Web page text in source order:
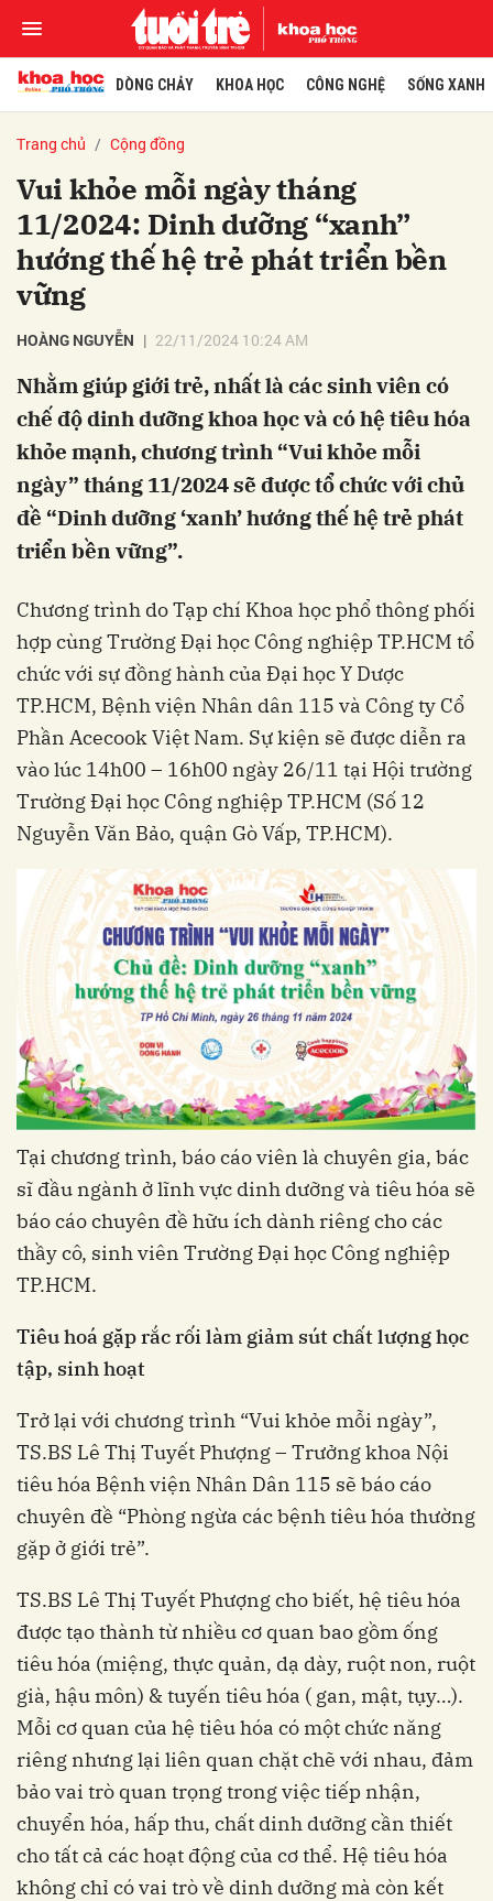
DÒNG CHẢY KHOA HỌC CÔNG NGHỆ SỐNG XANH
Trang chủ Cộng đồng
Vui khỏe mỗi ngày tháng
11/2024: Dinh dưỡng “xanh”
hướng thế hệ trẻ phát triển bền
vững
HOÀNG NGUYỄN 22/11/2024 10:24 AM
Nhằm giúp giới trẻ, nhất là các sinh viên có
chế độ dinh dưỡng khoa học và có hệ tiêu hóa
khỏe mạnh, chương trình “Vui khỏe mỗi
ngày” tháng 11/2024 sẽ được tổ chức với chủ
đề “Dinh dưỡng ‘xanh’ hướng thế hệ trẻ phát
triển bền vững”.
Chương trình do Tạp chí Khoa học phổ thông phối
hợp cùng Trường Đại học Công nghiệp TP.HCM tổ
chức với sự đồng hành của Đại học Y Dược
TP.HCM, Bệnh viện Nhân dân 115 và Công ty Cổ
Phần Acecook Việt Nam. Sự kiện sẽ được diễn ra
vào lúc 14h00 – 16h00 ngày 26/11 tại Hội trường
Trường Đại học Công nghiệp TP.HCM (Số 12
Nguyễn Văn Bảo, quận Gò Vấp, TP.HCM).
Tại chương trình, báo cáo viên là chuyên gia, bác
sĩ đầu ngành ở lĩnh vực dinh dưỡng và tiêu hóa sẽ
báo cáo chuyên đề hữu ích dành riêng cho các
thầy cô, sinh viên Trường Đại học Công nghiệp
TP.HCM.
Tiêu hoá gặp rắc rối làm giảm sút chất lượng học
tập, sinh hoạt
Trở lại với chương trình “Vui khỏe mỗi ngày”,
TS.BS Lê Thị Tuyết Phượng – Trưởng khoa Nội
tiêu hóa Bệnh viện Nhân Dân 115 sẽ báo cáo
chuyên đề “Phòng ngừa các bệnh tiêu hóa thường
gặp ở giới trẻ”.
TS.BS Lê Thị Tuyết Phượng cho biết, hệ tiêu hóa
được tạo thành từ nhiều cơ quan bao gồm ống
tiêu hóa (miệng, thực quản, dạ dày, ruột non, ruột
già, hậu môn) & tuyến tiêu hóa ( gan, mật, tụy…).
Mỗi cơ quan của hệ tiêu hóa có một chức năng
riêng nhưng lại liên quan chặt chẽ với nhau, đảm
bảo vai trò quan trọng trong việc tiếp nhận,
chuyển hóa, hấp thu, chất dinh dưỡng cần thiết
cho tất cả các hoạt động của cơ thể. Hệ tiêu hóa
không chỉ có vai trò về dinh dưỡng mà còn kết